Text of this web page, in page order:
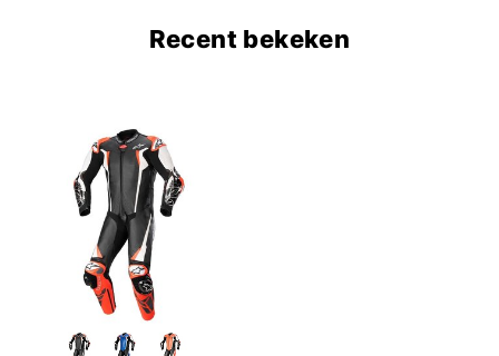
Recent bekeken